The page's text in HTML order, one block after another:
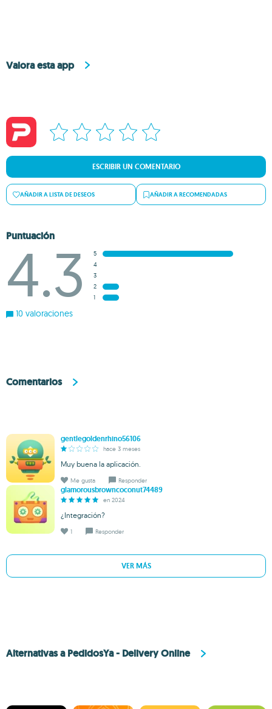
Valora esta app
ESCRIBIR UN COMENTARIO
AÑADIR A LISTA DE DESEOS AÑADIR A RECOMENDADAS
Puntuación
4.3
5
4
3
2
1
10 valoraciones
Comentarios
gentlegoldenrhino56106
hace 3 meses
Muy buena la aplicación.
Me gusta Responder
glamorousbrowncoconut74489
en 2024
¿Integración?
1 Responder
VER MÁS
Alternativas a PedidosYa - Delivery Online